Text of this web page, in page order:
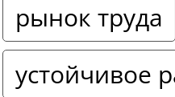
рынок труда
устойчивое